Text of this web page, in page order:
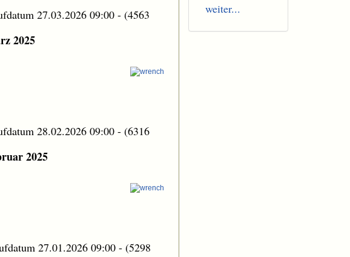
27.03.2026 09:00 - (4563
2025
28.02.2026 09:00 - (6316
2025
27.01.2026 09:00 - (5298
weiter...